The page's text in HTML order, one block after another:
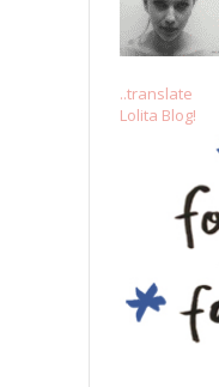
..translate
Lolita Blog!